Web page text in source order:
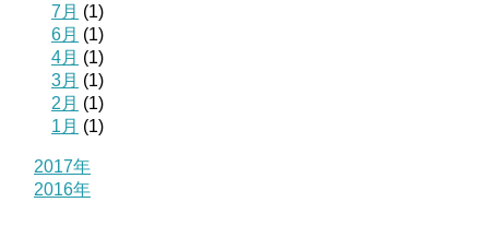
7月 (1)
6月 (1)
4月 (1)
3月 (1)
2月 (1)
1月 (1)
2017年
2016年